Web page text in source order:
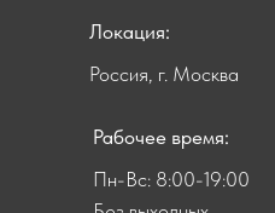
Рабочее время:
Пн-Вс: 8:00-19:00
Локация:
Россия, г. Москва